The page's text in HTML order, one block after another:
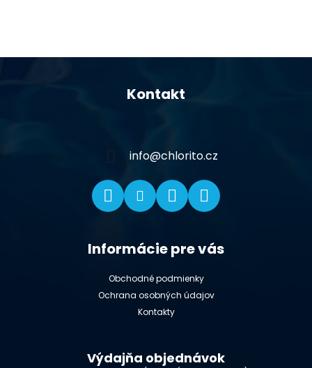
Kontakt
info@chlorito.cz
Informácie pre vás
Obchodné podmienky
Ochrana osobných údajov
Kontakty
Výdajňa objednávok